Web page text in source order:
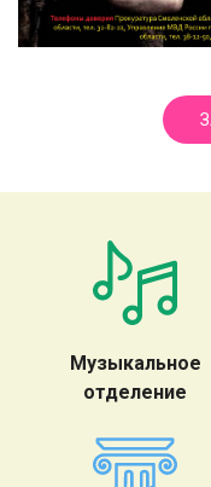
Музыкальное
отделение